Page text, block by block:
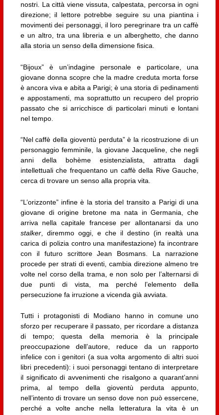
nostri. La città viene vissuta, calpestata, percorsa in ogni
direzione; il lettore potrebbe seguire su una piantina i
movimenti dei personaggi, il loro peregrinare tra un caffè
e un altro, tra una libreria e un alberghetto, che danno
alla storia un senso della dimensione fisica.
“Bijoux” è un’indagine personale e particolare, una
giovane donna scopre che la madre creduta morta forse
è ancora viva e abita a Parigi; è una storia di pedinamenti
e appostamenti, ma soprattutto un recupero del proprio
passato che si arricchisce di particolari minuti e lontani
nel tempo.
“Nel caffè della gioventù perduta” è la ricostruzione di un
personaggio femminile, la giovane Jacqueline, che negli
anni della bohème esistenzialista, attratta dagli
intellettuali che frequentano un caffè della Rive Gauche,
cerca di trovare un senso alla propria vita.
“L’orizzonte” infine è la storia del transito a Parigi di una
giovane di origine bretone ma nata in Germania, che
arriva nella capitale francese per allontanarsi da uno
stalker, diremmo oggi, e che il destino (in realtà una
carica di polizia contro una manifestazione) fa incontrare
con il futuro scrittore Jean Bosmans. La narrazione
procede per strati di eventi, cambia direzione almeno tre
volte nel corso della trama, e non solo per l’alternarsi di
due punti di vista, ma perché l’elemento della
persecuzione fa irruzione a vicenda già avviata.
Tutti i protagonisti di Modiano hanno in comune uno
sforzo per recuperare il passato, per ricordare a distanza
di tempo; questa della memoria è la principale
preoccupazione dell’autore, reduce da un rapporto
infelice con i genitori (a sua volta argomento di altri suoi
libri precedenti): i suoi personaggi tentano di interpretare
il significato di avvenimenti che risalgono a quarant’anni
prima, al tempo della gioventù perduta appunto,
nell’intento di trovare un senso dove non può essercene,
perché a volte anche nella letteratura la vita è un